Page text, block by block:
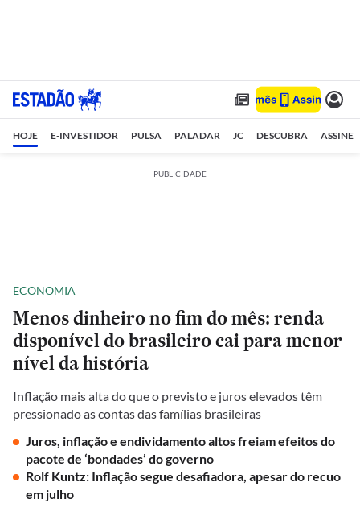
HOJE E-INVESTIDOR PULSA PALADAR JC DESCUBRA ASSINE
PUBLICIDADE
ECONOMIA
Menos dinheiro no fim do mês: renda
disponível do brasileiro cai para menor
nível da história
Inflação mais alta do que o previsto e juros elevados têm
pressionado as contas das famílias brasileiras
Juros, inflação e endividamento altos freiam efeitos do
pacote de ‘bondades’ do governo
Rolf Kuntz: Inflação segue desafiadora, apesar do recuo
em julho